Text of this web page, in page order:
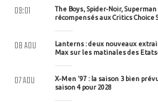
The Boys, Spider-Noir,
récompensés aux Critics Choice
09:01
Lanterns : deux nouveaux
Max sur les matinales des
08 AOU
X-Men '97 : la saison 3 bien
saison 4 pour 2028
07 AOU